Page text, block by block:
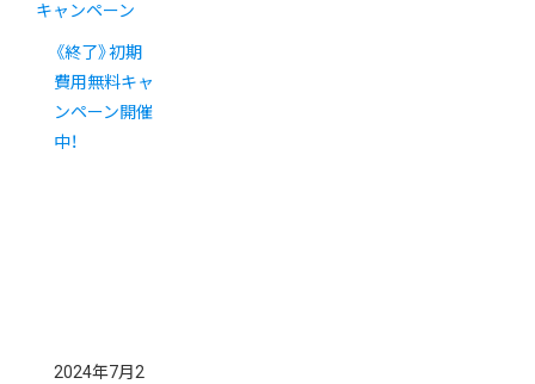
キャンペーン
《終了》初期
費用無料キャ
ンペーン開催
中！
2024年7月2